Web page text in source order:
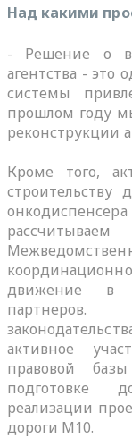
Над какими
- Решение о
агентства - это
системы
прошлом году
реконструкции
Кроме того,
строительству
движение в
партнеров.
активное
правовой
подготовке
реализации
дороги М10.